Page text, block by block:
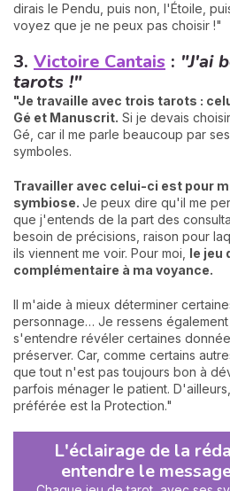
dirais le Pendu, puis non, l'Étoile,
voyez que je ne peux pas choisir !"
3. Victoire Cantais : "J'ai
tarots !"
"Je travaille avec trois tarots :
Gé et Manuscrit. Si je devais
Gé, car il me parle beaucoup par
symboles.
Travailler avec celui-ci est pour
symbiose. Je peux dire qu'il me
que j'entends de la part des
besoin de précisions, raison pour
ils viennent me voir. Pour moi, le jeu
complémentaire à ma voyance.
Il m'aide à mieux déterminer
personnage… Je ressens
s'entendre révéler certaines
préserver. Car, comme certains
que tout n'est pas toujours bon à
parfois ménager le patient.
préférée est la Protection."
L'éclairage de la
entendre le